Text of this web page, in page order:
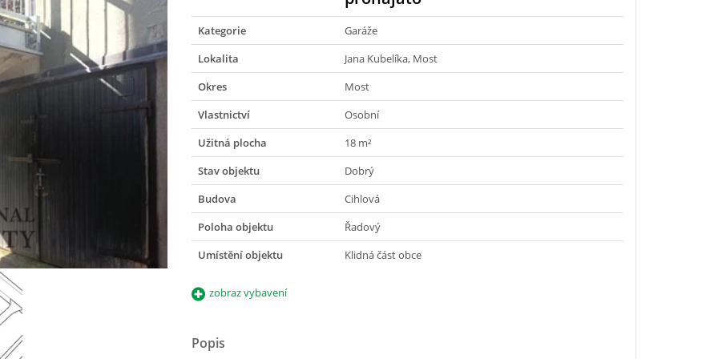
Kategorie
Garáže
Lokalita
Jana Kubelíka, Most
Okres
Most
Vlastnictví
Osobní
Užitná plocha
18 m²
Stav objektu
Dobrý
Budova
Cihlová
Poloha objektu
Řadový
Umístění objektu
Klidná část obce
zobraz vybavení
Popis